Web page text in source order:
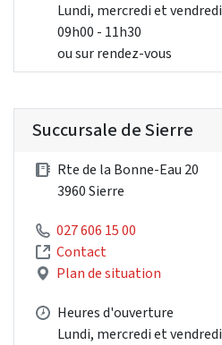
Lundi, mercredi et vendredi
09h00 - 11h30
ou sur rendez-vous
Succursale de Sierre
Rte de la Bonne-Eau 20
3960 Sierre
027 606 15 00
Contact
Plan de situation
Heures d'ouverture
Lundi, mercredi et vendredi